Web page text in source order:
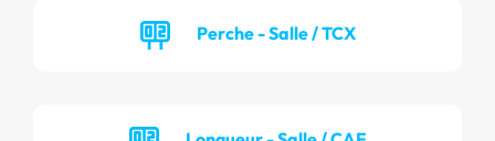
Perche - Salle / TCX